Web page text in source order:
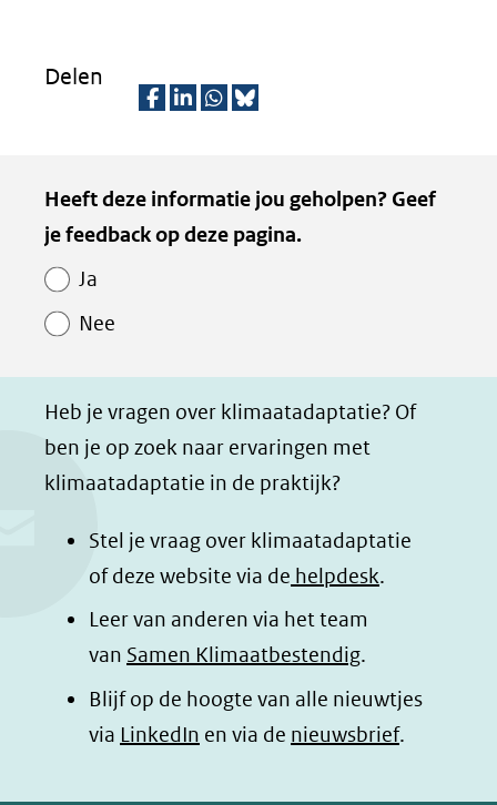
Delen
l
e
a
b
o
o
(opent
in
nieuw
venster)
l
e
d
I
(opent
in
nieuw
venster)
l
e
h
t
a
p
(opent
in
nieuw
venster)
z
e
n
d
l
e
o
p
B
l
Kopie
van
Paginawaardering
Heeft deze informatie jou geholpen? Geef
je feedback op deze pagina.
Ja
Nee
Heb je vragen over klimaatadaptatie? Of
ben je op zoek naar ervaringen met
klimaatadaptatie in de praktijk?
Stel je vraag over klimaatadaptatie
of deze website via de helpdesk.
Leer van anderen via het team
van Samen Klimaatbestendig.
Blijf op de hoogte van alle nieuwtjes
via LinkedIn (opent
en via de nieuwsbrief.